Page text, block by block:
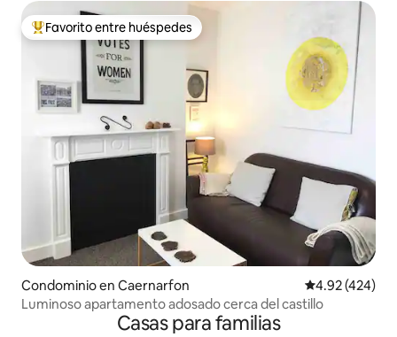
De los mejores en Favorito entre huéspedes
Favorito entre huéspedes
Condominio en Caernarfon Calificación
4.92 (424)
Luminoso apartamento adosado cerca del castillo
Casas para familias